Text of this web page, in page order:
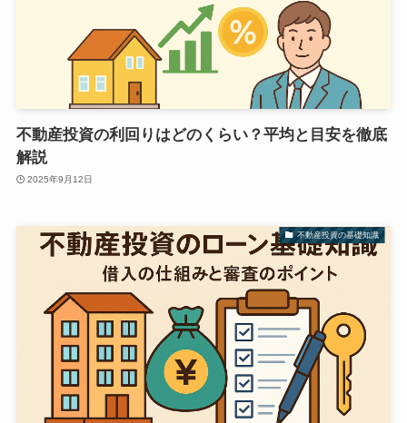
不動産投資の利回りはどのくらい？平均と目安を徹底
解説
2025年9月12日
不動産投資の基礎知識